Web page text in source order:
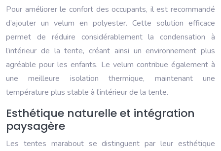
Pour améliorer le confort des occupants, il est recommandé
d’ajouter un velum en polyester. Cette solution efficace
permet de réduire considérablement la condensation à
l’intérieur de la tente, créant ainsi un environnement plus
agréable pour les enfants. Le velum contribue également à
une meilleure isolation thermique, maintenant une
température plus stable à l’intérieur de la tente.
Esthétique naturelle et intégration
paysagère
Les tentes marabout se distinguent par leur esthétique